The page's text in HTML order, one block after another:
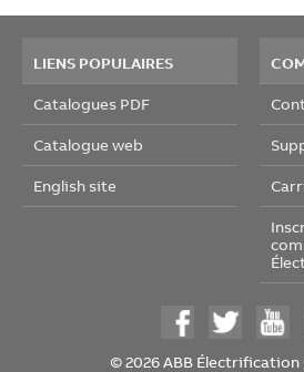
LIENS POPULAIRES
Catalogues PDF
Catalogue web
English site
© 2026 ABB Électrification